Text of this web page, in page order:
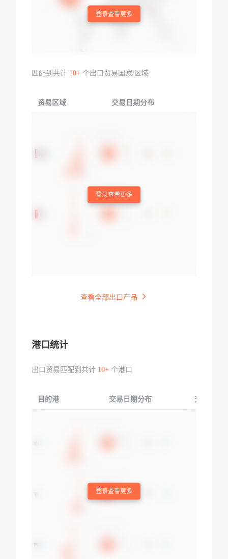
登录查看更多
匹配到共计 10+个出口贸易国家/区域
贸易区域 交易日期分布
登录查看更多
查看全部出口产品
港口统计
出口贸易匹配到共计 10+个港口
目的港 交易日期分布 交易产品
登录查看更多